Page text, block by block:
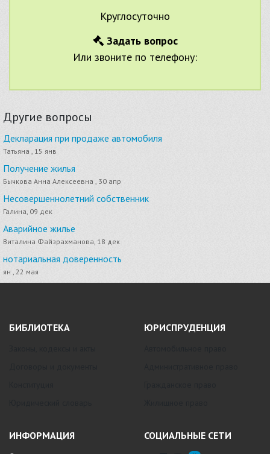
Круглосуточно
Задать вопрос
Или звоните по телефону:
Другие вопросы
Декларация при продаже автомобиля
Татьяна , 15 янв
Получение жилья
Бычкова Анна Алексеевна , 30 апр
Несовершеннолетний собственник
Галина, 09 дек
Аварийное жилье
Виталина Файзрахманова, 18 дек
нотариальная доверенность
ян , 22 мая
БИБЛИОТЕКА ЮРИСПРУДЕНЦИЯ
ИНФОРМАЦИЯ СОЦИАЛЬНЫЕ СЕТИ